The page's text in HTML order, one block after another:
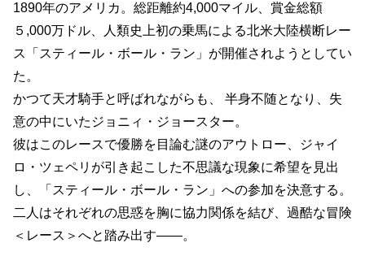
1890年のアメリカ。総距離約4,000マイル、賞金総額
５,000万ドル、人類史上初の乗馬による北米大陸横断レー
ス「スティール・ボール・ラン」が開催されようとしてい
た。
かつて天才騎手と呼ばれながらも、 半身不随となり、失
意の中にいたジョニィ・ジョースター。
彼はこのレースで優勝を目論む謎のアウトロー、ジャイ
ロ・ツェペリが引き起こした不思議な現象に希望を見出
し、「スティール・ボール・ラン」への参加を決意する。
二人はそれぞれの思惑を胸に協力関係を結び、過酷な冒険
＜レース＞へと踏み出す――。